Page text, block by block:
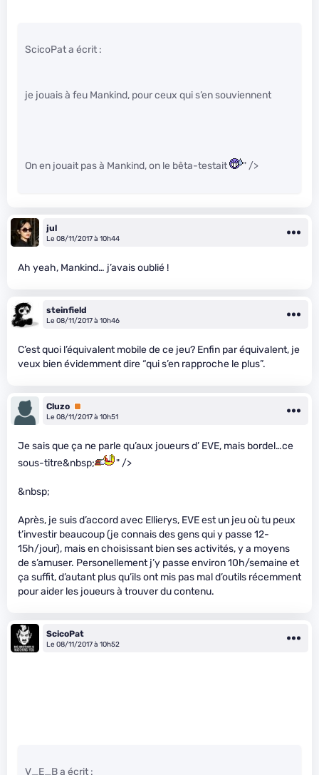
ScicoPat a écrit :
je jouais à feu Mankind, pour ceux qui s’en souviennent
On en jouait pas à Mankind, on le bêta-testait " />
jul
Le 08/11/2017 à 10h44
Ah yeah, Mankind… j’avais oublié !
steinfield
Le 08/11/2017 à 10h46
C’est quoi l’équivalent mobile de ce jeu? Enfin par équivalent, je
veux bien évidemment dire “qui s’en rapproche le plus”.
Cluzo Premium
Le 08/11/2017 à 10h51
Je sais que ça ne parle qu’aux joueurs d’ EVE, mais bordel…ce
sous-titre&nbsp;
" />
&nbsp;
Après, je suis d’accord avec Ellierys, EVE est un jeu où tu peux
t’investir beaucoup (je connais des gens qui y passe 12-
15h/jour), mais en choisissant bien ses activités, y a moyens
de s’amuser. Personellement j’y passe environ 10h/semaine et
ça suffit, d’autant plus qu’ils ont mis pas mal d’outils récemment
pour aider les joueurs à trouver du contenu.
ScicoPat
Le 08/11/2017 à 10h52
V_E_B a écrit :